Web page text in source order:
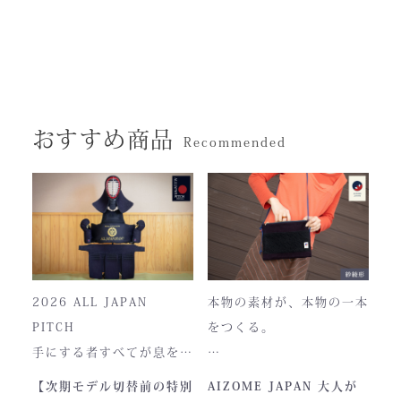
おすすめ商品 Recommended
2026 ALL JAPAN
PITCH
手にする者すべてが息をの
む、現代剣道具の頂点。一
【次期モデル切替前の特別
本物の素材が、本物の一本
をつくる。
本製品は、日本が誇る伝統
AIZOME JAPAN 大人が